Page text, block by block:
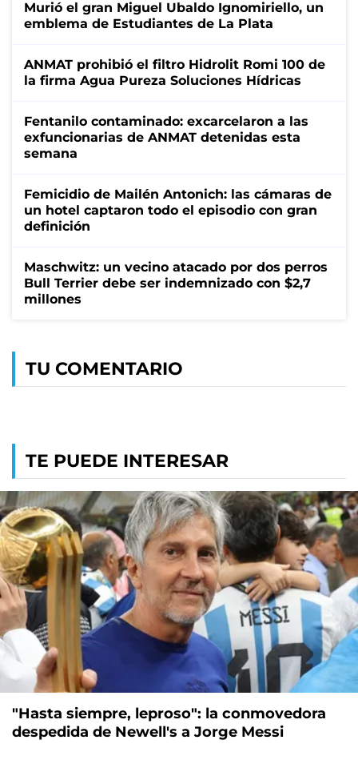
Murió el gran Miguel Ubaldo Ignomiriello, un
emblema de Estudiantes de La Plata
ANMAT prohibió el filtro Hidrolit Romi 100 de
la firma Agua Pureza Soluciones Hídricas
Fentanilo contaminado: excarcelaron a las
exfuncionarias de ANMAT detenidas esta
semana
Femicidio de Mailén Antonich: las cámaras de
un hotel captaron todo el episodio con gran
definición
Maschwitz: un vecino atacado por dos perros
Bull Terrier debe ser indemnizado con $2,7
millones
TU COMENTARIO
TE PUEDE INTERESAR
"Hasta siempre, leproso": la conmovedora
despedida de Newell's a Jorge Messi